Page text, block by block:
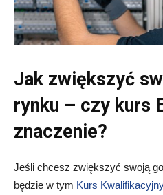
Jak zwiększyć
rynku – czy kurs
znaczenie?
Jeśli chcesz zwiększyć swoją
będzie w tym Kurs